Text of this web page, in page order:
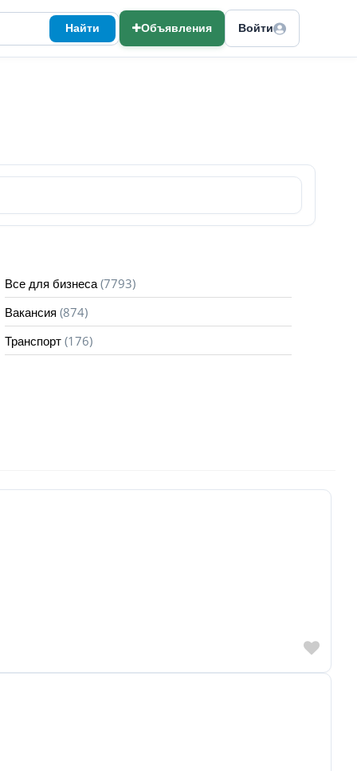
Найти Объявления Войти
Все для бизнеса (7793)
Вакансия (874)
Транспорт (176)